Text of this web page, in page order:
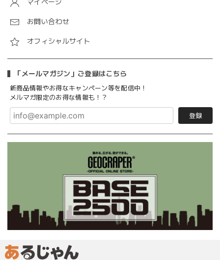
マイページ
お問い合わせ
オフィシャルサイト
「メールマガジン」ご登録はこちら
新商品情報やお得なキャンペーン等を配信中！
メルマガ限定のお得な情報も！？
登録